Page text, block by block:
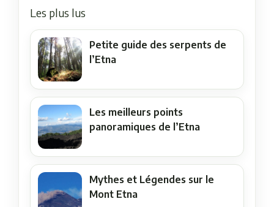
Les plus lus
Petite guide des serpents de
l’Etna
Les meilleurs points
panoramiques de l’Etna
Mythes et Légendes sur le
Mont Etna